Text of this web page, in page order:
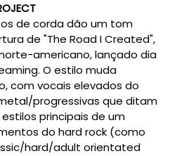
de corda dão um tom
de "The Road I Created",
americano, lançado dia
O estilo muda
com vocais elevados do
progressivas que ditam
principais de um
do hard rock (como
hard/adult orientated